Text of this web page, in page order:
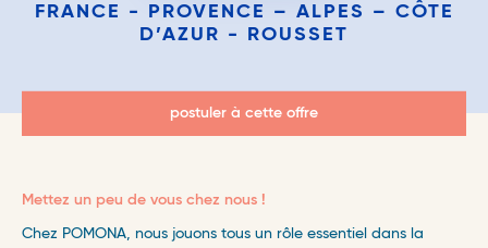
FRANCE - PROVENCE – ALPES – CÔTE
D’AZUR - ROUSSET
postuler à cette offre
Mettez un peu de vous chez nous !
Chez POMONA, nous jouons tous un rôle essentiel dans la